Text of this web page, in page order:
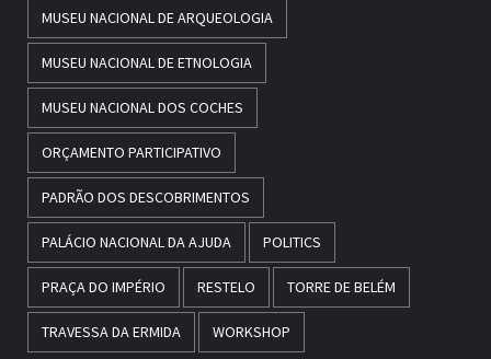
MUSEU NACIONAL DE ARQUEOLOGIA
MUSEU NACIONAL DE ETNOLOGIA
MUSEU NACIONAL DOS COCHES
ORÇAMENTO PARTICIPATIVO
PADRÃO DOS DESCOBRIMENTOS
PALÁCIO NACIONAL DA AJUDA POLITICS
PRAÇA DO IMPÉRIO RESTELO TORRE DE BELÉM
TRAVESSA DA ERMIDA WORKSHOP